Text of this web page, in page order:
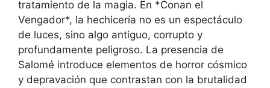
tratamiento de la magia. En *Conan el
Vengador*, la hechicería no es un espectáculo
de luces, sino algo antiguo, corrupto y
profundamente peligroso. La presencia de
Salomé introduce elementos de horror cósmico
y depravación que contrastan con la brutalidad